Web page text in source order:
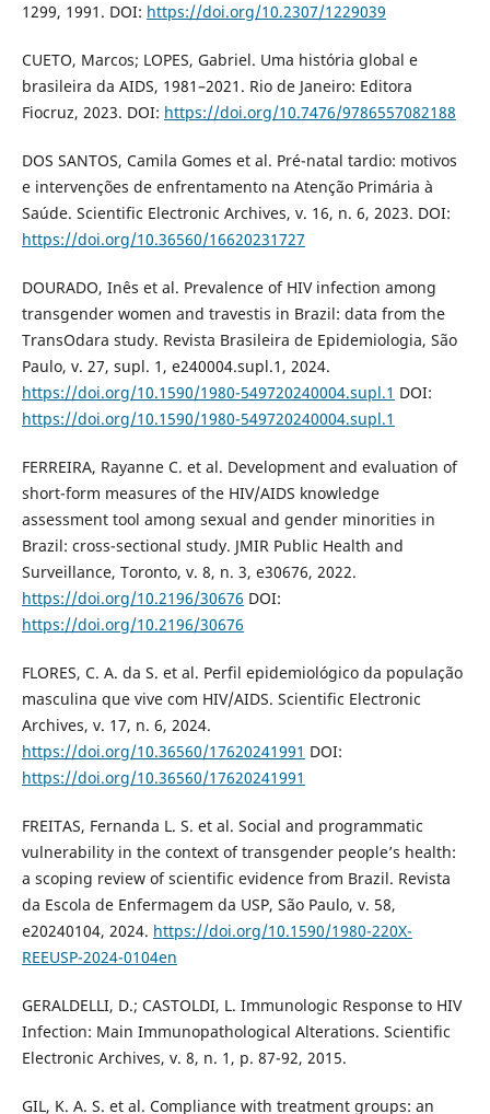
1299, 1991. DOI: https://doi.org/10.2307/1229039
CUETO, Marcos; LOPES, Gabriel. Uma história global e
brasileira da AIDS, 1981–2021. Rio de Janeiro: Editora
Fiocruz, 2023. DOI: https://doi.org/10.7476/9786557082188
DOS SANTOS, Camila Gomes et al. Pré-natal tardio: motivos
e intervenções de enfrentamento na Atenção Primária à
Saúde. Scientific Electronic Archives, v. 16, n. 6, 2023. DOI:
https://doi.org/10.36560/16620231727
DOURADO, Inês et al. Prevalence of HIV infection among
transgender women and travestis in Brazil: data from the
TransOdara study. Revista Brasileira de Epidemiologia, São
Paulo, v. 27, supl. 1, e240004.supl.1, 2024.
https://doi.org/10.1590/1980-549720240004.supl.1 DOI:
https://doi.org/10.1590/1980-549720240004.supl.1
FERREIRA, Rayanne C. et al. Development and evaluation of
short-form measures of the HIV/AIDS knowledge
assessment tool among sexual and gender minorities in
Brazil: cross-sectional study. JMIR Public Health and
Surveillance, Toronto, v. 8, n. 3, e30676, 2022.
https://doi.org/10.2196/30676 DOI:
https://doi.org/10.2196/30676
FLORES, C. A. da S. et al. Perfil epidemiológico da população
masculina que vive com HIV/AIDS. Scientific Electronic
Archives, v. 17, n. 6, 2024.
https://doi.org/10.36560/17620241991 DOI:
https://doi.org/10.36560/17620241991
FREITAS, Fernanda L. S. et al. Social and programmatic
vulnerability in the context of transgender people’s health:
a scoping review of scientific evidence from Brazil. Revista
da Escola de Enfermagem da USP, São Paulo, v. 58,
e20240104, 2024. https://doi.org/10.1590/1980-220X-
REEUSP-2024-0104en
GERALDELLI, D.; CASTOLDI, L. Immunologic Response to HIV
Infection: Main Immunopathological Alterations. Scientific
Electronic Archives, v. 8, n. 1, p. 87-92, 2015.
GIL, K. A. S. et al. Compliance with treatment groups: an